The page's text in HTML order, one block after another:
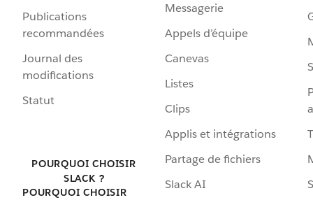
Publications
recommandées
Journal des
modifications
Statut
POURQUOI CHOISIR
SLACK ?
POURQUOI CHOISIR
Messagerie
Appels d’équipe
Canevas
Listes
Clips
Applis et intégrations
Partage de fichiers
Slack AI